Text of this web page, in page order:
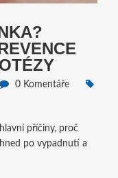
0 Komentáře
příčiny, proč
po vypadnutí a